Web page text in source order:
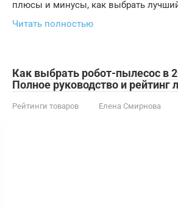
плюсы и минусы, как выбрать
Читать полностью
Как выбрать робот-пылесос в
Полное руководство и рейтинг
Рейтинги товаров Елена Смирнова